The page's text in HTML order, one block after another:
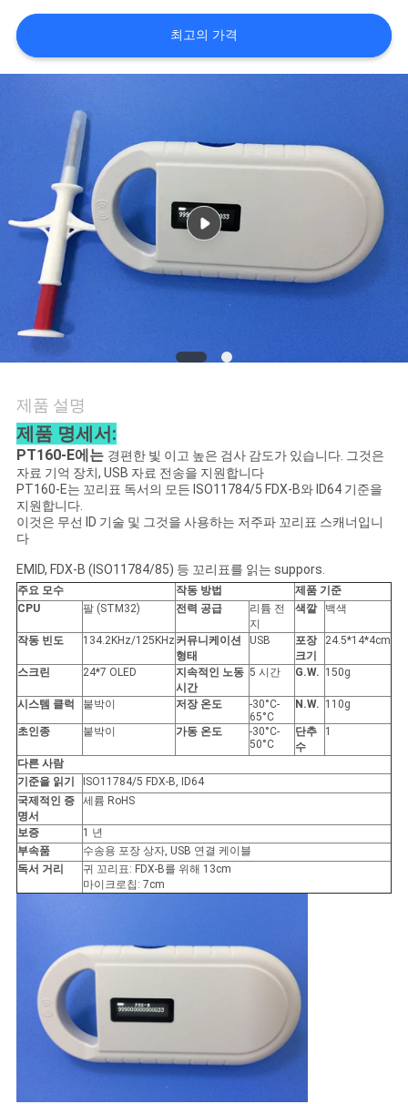
하
여
행
질
관
리
연
락
주
세
요
뉴
스
인
용
문
을
하
최고의 가격
제품 설명
제품 명세서:
PT160-E에는 경편한 빛 이고 높은 검사 감도가 있습니다. 그것은
자료 기억 장치, USB 자료 전송을 지원합니다
PT160-E는 꼬리표 독서의 모든 ISO11784/5 FDX-B와 ID64 기준을
지원합니다.
이것은 무선 ID 기술 및 그것을 사용하는 저주파 꼬리표 스캐너입니
다
EMID, FDX-B (ISO11784/85) 등 꼬리표를 읽는 suppors.
주요 모수 작동 방법
제품 기준
CPU
팔 (STM32) 전력 공급
리튬 전
지
색깔 백색
작동 빈도 134.2KHz/125KHz커뮤니케이션
형태
USB
포장
크기
24.5*14*4cm
스크린 24*7 OLED
지속적인 노동
시간
5 시간 G.W. 150g
시스템 클럭 붙박이 저장 온도
-30°C-
65°C
N.W. 110g
초인종 붙박이 가동 온도
-30°C-
50°C
단추
수
1
다른 사람
기준을 읽기
ISO11784/5 FDX-B, ID64
국제적인 증
명서
세륨 RoHS
보증
1 년
부속품
수송용 포장 상자, USB 연결 케이블
독서 거리
귀 꼬리표: FDX-B를 위해 13cm
마이크로칩: 7cm